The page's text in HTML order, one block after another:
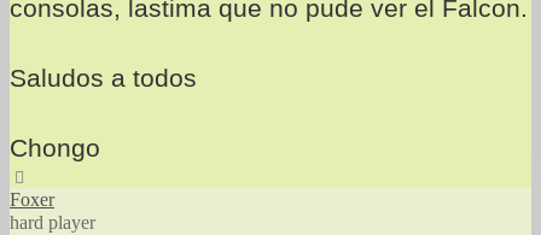
consolas, lastima que no pude ver el Falcon.
Saludos a todos
Chongo
Foxer
hard player